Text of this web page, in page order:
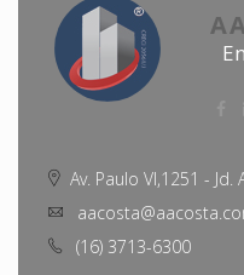
Av. Paulo VI,1251 -
(16) 3713-6300